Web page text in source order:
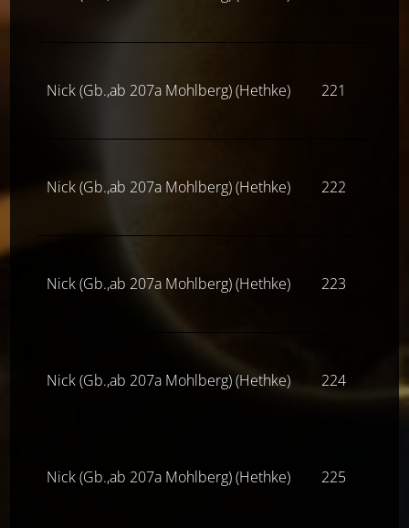
Nick (Gb.,ab 207a Mohlberg) (Hethke) 221
Nick (Gb.,ab 207a Mohlberg) (Hethke) 222
Nick (Gb.,ab 207a Mohlberg) (Hethke) 223
Nick (Gb.,ab 207a Mohlberg) (Hethke) 224
Nick (Gb.,ab 207a Mohlberg) (Hethke) 225